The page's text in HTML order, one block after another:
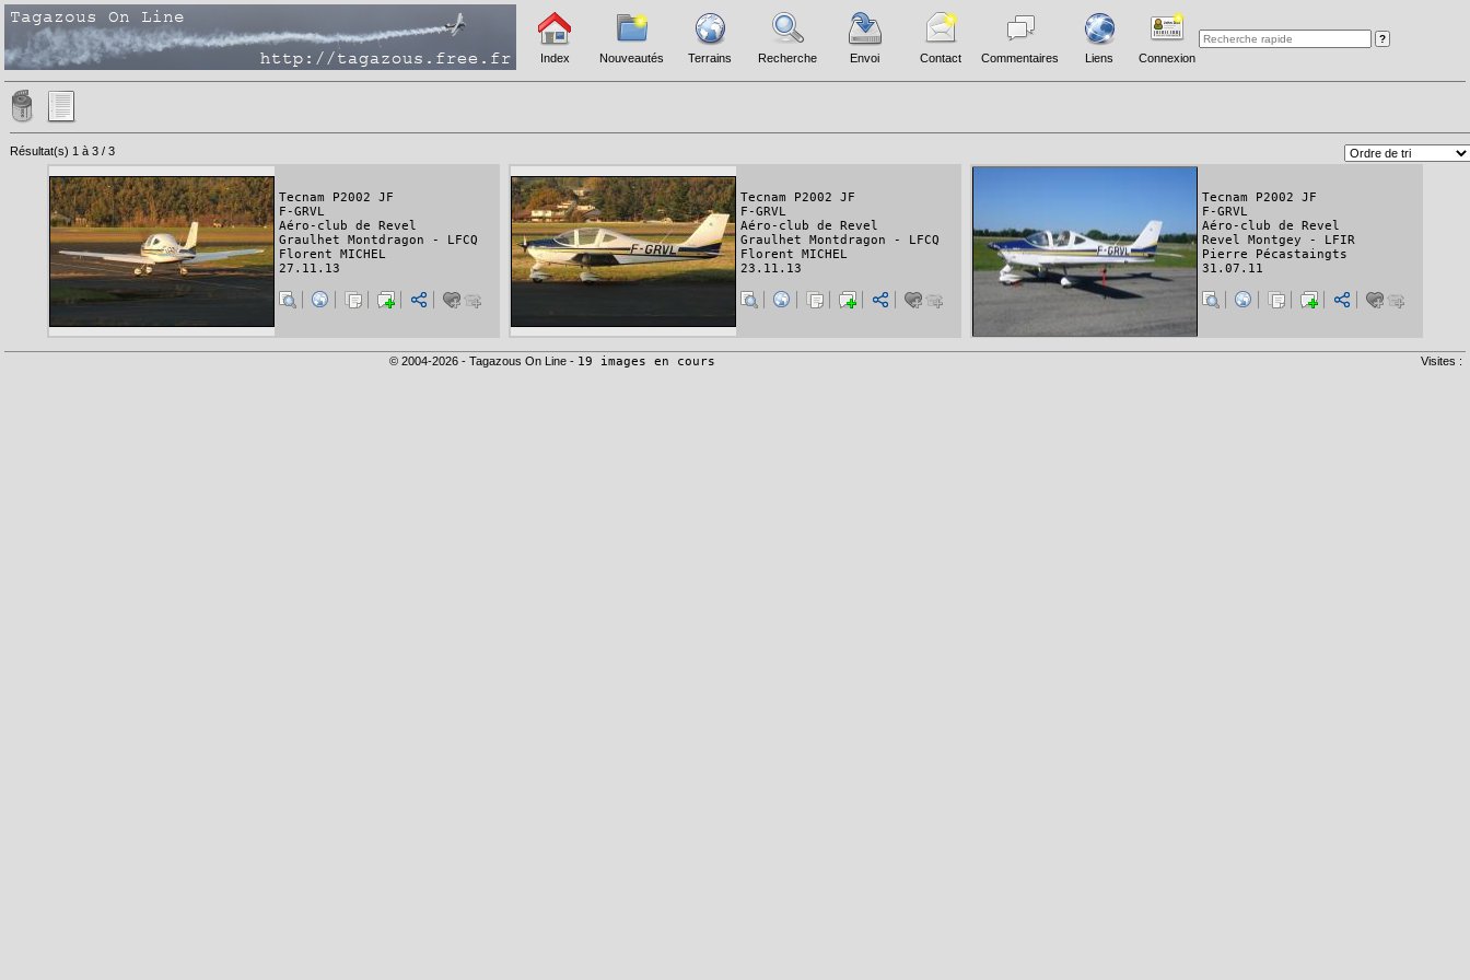
Index Nouveautés Terrains Recherche Envoi Contact Commentaires Liens Connexion
Résultat(s) 1 à 3 / 3
Tecnam P2002 JF
F-GRVL
Aéro-club de Revel
Graulhet Montdragon - LFCQ
Florent MICHEL
27.11.13
Tecnam P2002 JF
F-GRVL
Aéro-club de Revel
Graulhet Montdragon - LFCQ
Florent MICHEL
23.11.13
Tecnam P2002 JF
F-GRVL
Aéro-club de Revel
Revel Montgey - LFIR
Pierre Pécastaingts
31.07.11
© 2004-2026 - Tagazous On Line - 19 images en cours Visites :